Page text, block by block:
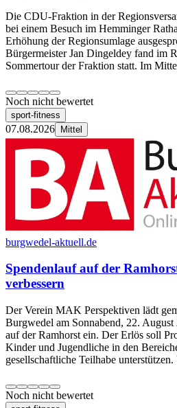
Die CDU-Fraktion in der
bei einem Besuch im Hemminger
Erhöhung der Regionsumlage
Bürgermeister Jan Dingeldey fand im
Sommertour der Fraktion statt. Im
Noch nicht bewertet
sport-fitness
07.08.2026 Mittel
burgwedel-aktuell.de
Spendenlauf auf der
verbessern
Der Verein MAK Perspektiven lädt
Burgwedel am Sonnabend, 22.
auf der Ramhorst ein. Der Erlös soll
Kinder und Jugendliche in den
gesellschaftliche Teilhabe
Noch nicht bewertet